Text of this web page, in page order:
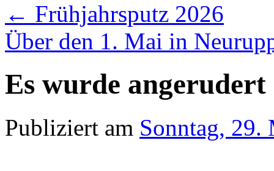
← Frühjahrsputz 2026
Über den 1. Mai in
Es wurde
Publiziert am Sonntag, 29.